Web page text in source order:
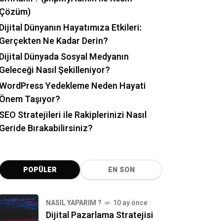
Dünyanın Hayatımıza Etkileri:
Ne Kadar Derin?
Dünyada Sosyal Medyanın
Nasıl Şekilleniyor?
Yedekleme Neden Hayati
Taşıyor?
Stratejileri ile Rakiplerinizi Nasıl
Bırakabilirsiniz?
POPÜLER EN SON
NASIL YAPARIM ? 10 ay önce
Dijital Pazarlama Stratejisi